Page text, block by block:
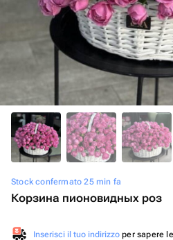
Stock confermato 25 min fa
Корзина пионовидных роз
Inserisci il tuo indirizzo per sapere